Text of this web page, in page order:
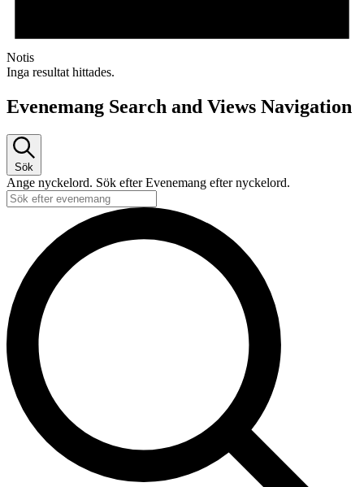
Notis
Inga resultat hittades.
Evenemang Search and Views Navigation
Sök
Ange nyckelord. Sök efter Evenemang efter nyckelord.